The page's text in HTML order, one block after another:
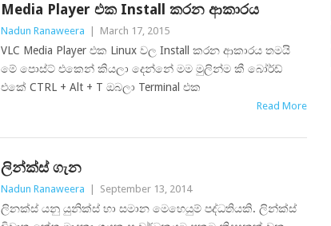
Media Player එක Install කරන ආකාරය
Nadun Ranaweera March 17, 2015
VLC Media Player එක Linux වල Install කරන ආකාරය තමයි
මේ පොස්ට් එකෙන් කියලා දෙන්නේ මම මුලින්ම කී බෝර්ඩ්
එකේ CTRL + Alt + T ඔබලා Terminal එක
Read More
ලින්ක්ස් ගැන
Nadun Ranaweera September 13, 2014
ලිනක්ස් යනු යුනික්ස් හා සමාන මෙහෙයුම් පද්ධතියකි. ලින්ක්ස්